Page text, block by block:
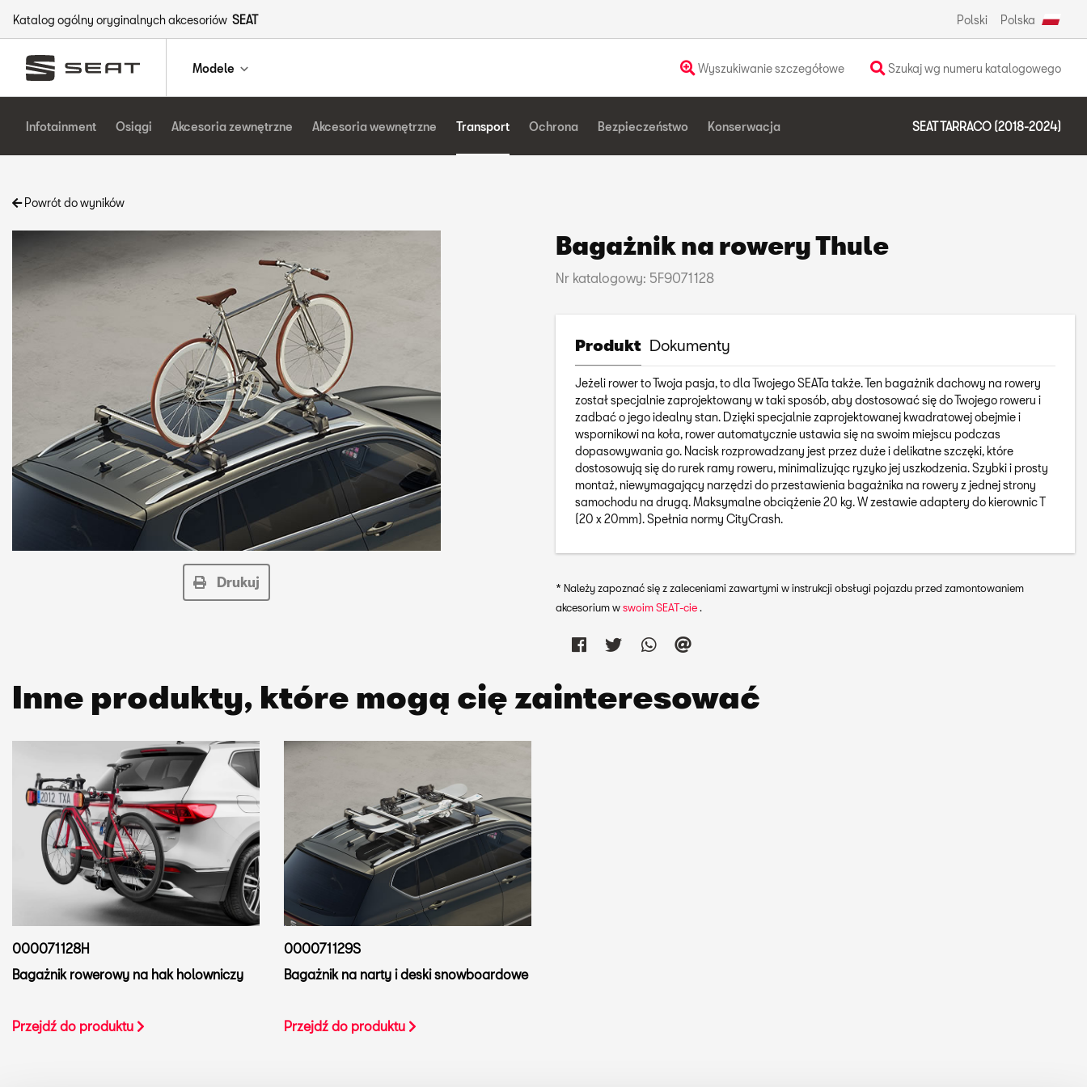
Katalog ogólny oryginalnych akcesoriów SEAT Polski Polska
Modele Wyszukiwanie szczegółowe Szukaj wg numeru katalogowego
Infotainment Osiągi Akcesoria zewnętrzne Akcesoria wewnętrzne Transport Ochrona Bezpieczeństwo Konserwacja SEAT TARRACO (2018-2024)
Powrót do wyników
Drukuj
Bagażnik na rowery Thule
Nr katalogowy: 5F9071128
Produkt Dokumenty
Jeżeli rower to Twoja pasja, to dla Twojego SEATa także. Ten bagażnik dachowy na rowery
został specjalnie zaprojektowany w taki sposób, aby dostosować się do Twojego roweru i
zadbać o jego idealny stan. Dzięki specjalnie zaprojektowanej kwadratowej obejmie i
wspornikowi na koła, rower automatycznie ustawia się na swoim miejscu podczas
dopasowywania go. Nacisk rozprowadzany jest przez duże i delikatne szczęki, które
dostosowują się do rurek ramy roweru, minimalizując ryzyko jej uszkodzenia. Szybki i prosty
montaż, niewymagający narzędzi do przestawienia bagażnika na rowery z jednej strony
samochodu na drugą. Maksymalne obciążenie 20 kg. W zestawie adaptery do kierownic T
(20 x 20mm). Spełnia normy CityCrash.
* Należy zapoznać się z zaleceniami zawartymi w instrukcji obsługi pojazdu przed zamontowaniem
akcesorium wswoim SEAT-cie.
Inne produkty, które mogą cię zainteresować
000071128H
Bagażnik rowerowy na hak holowniczy
Przejdź do produktu
000071129S
Bagażnik na narty i deski snowboardowe
Przejdź do produktu